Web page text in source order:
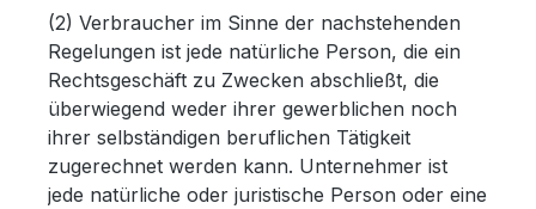
(2) Verbraucher im Sinne der nachstehenden
Regelungen ist jede natürliche Person, die ein
Rechtsgeschäft zu Zwecken abschließt, die
überwiegend weder ihrer gewerblichen noch
ihrer selbständigen beruflichen Tätigkeit
zugerechnet werden kann. Unternehmer ist
jede natürliche oder juristische Person oder eine